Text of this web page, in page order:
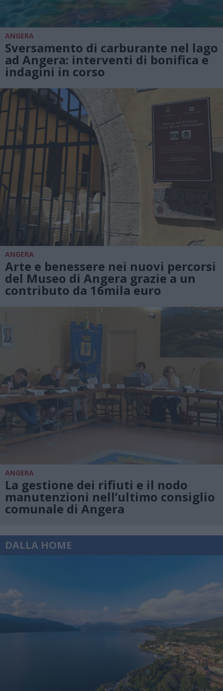
ANGERA
Sversamento di carburante nel lago
ad Angera: interventi di bonifica e
indagini in corso
ANGERA
Arte e benessere nei nuovi percorsi
del Museo di Angera grazie a un
contributo da 16mila euro
ANGERA
La gestione dei rifiuti e il nodo
manutenzioni nell’ultimo consiglio
comunale di Angera
DALLA HOME